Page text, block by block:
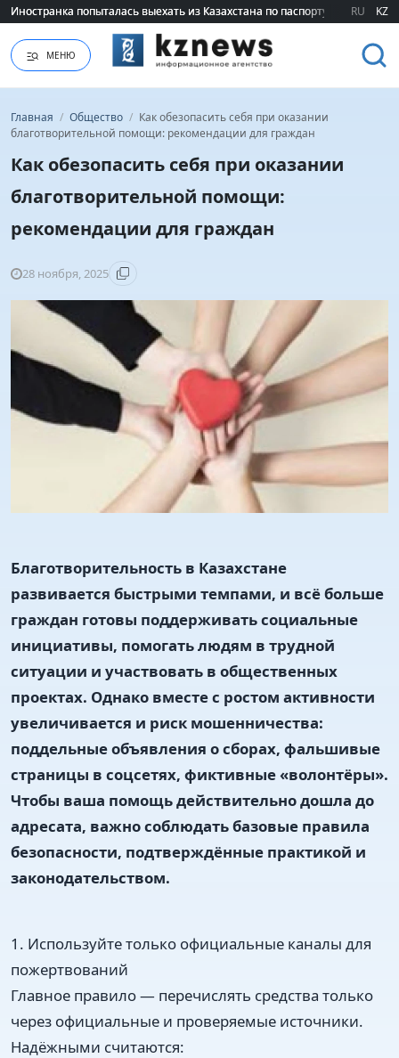
Иностранка попыталась выехать из Казахстана по паспорту сестры
Иностранка попыталась выехать из Казахстана по паспорту сестры
RU KZ
МЕНЮ
Главная / Общество / Как обезопасить себя при оказании
благотворительной помощи: рекомендации для граждан
Как обезопасить себя при оказании
благотворительной помощи:
рекомендации для граждан
28 ноября, 2025
Благотворительность в Казахстане
развивается быстрыми темпами, и всё больше
граждан готовы поддерживать социальные
инициативы, помогать людям в трудной
ситуации и участвовать в общественных
проектах. Однако вместе с ростом активности
увеличивается и риск мошенничества:
поддельные объявления о сборах, фальшивые
страницы в соцсетях, фиктивные «волонтёры».
Чтобы ваша помощь действительно дошла до
адресата, важно соблюдать базовые правила
безопасности, подтверждённые практикой и
законодательством.
1. Используйте только официальные каналы для
пожертвований
Главное правило — перечислять средства только
через официальные и проверяемые источники.
Надёжными считаются: